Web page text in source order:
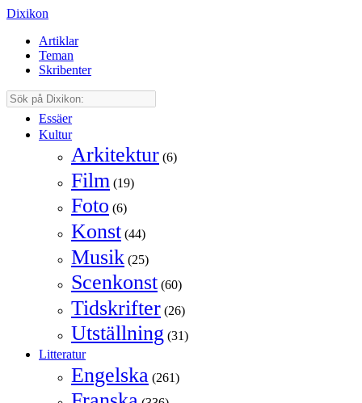
Dixikon
Artiklar
Teman
Skribenter
Essäer
Kultur
Arkitektur (6)
Film (19)
Foto (6)
Konst (44)
Musik (25)
Scenkonst (60)
Tidskrifter (26)
Utställning (31)
Litteratur
Engelska (261)